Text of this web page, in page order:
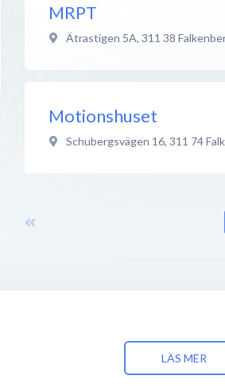
MRPT
Ätrastigen 5A, 311 38
Motionshuset
Schubergsvägen 16, 311 74
LÄS MER